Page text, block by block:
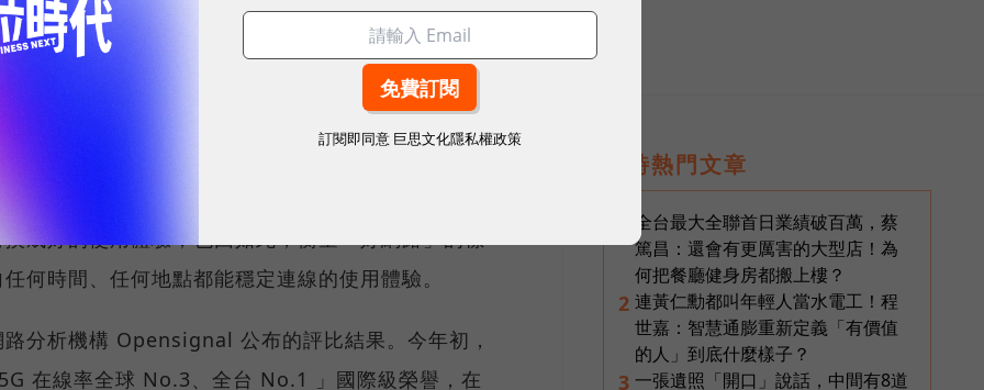
成好的使用體驗，也因如此，衡量「好網路」的標
何時間、任何地點都能穩定連線的使用體驗。
分析機構 Opensignal 公布的評比結果。今年初，
在線率全球 No.3、全台 No.1 」國際級榮譽，在
即時熱門文章
全台最大全聯首日業績破百萬，蔡
篤昌：還會有更厲害的大型店！為
何把餐廳健身房都搬上樓？
2 連黃仁勳都叫年輕人當水電工！程
世嘉：智慧通膨重新定義「有價值
的人」到底什麼樣子？
3 一張遺照「開口」說話，中間有8道
訂閱即同意 巨思文化隱私權政策